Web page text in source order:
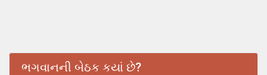
ભગવાનની બેઠક કયાં છે?